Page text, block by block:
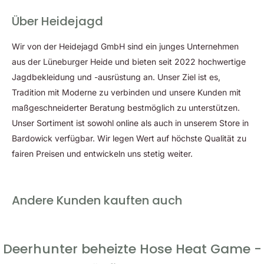
Eigenschaften der Deerhunter Hose Heat
Integrierte Wärmefunktion
DEER-TEX® Performance Shell Membrane
Wasser- und winddicht
Wassersäule: 10.000 mm
Atmungsaktivität: 8.000 g/m²/24h
Weiches und geräuscharmes Material
EIN/AUS-Taste in der rechten Schenkeltasche
Über Heidejagd
Wir von der Heidejagd GmbH sind ein junges Unternehmen
aus der Lüneburger Heide und bieten seit 2022 hochwertige
Jagdbekleidung und -ausrüstung an. Unser Ziel ist es,
Tradition mit Moderne zu verbinden und unsere Kunden mit
maßgeschneiderter Beratung bestmöglich zu unterstützen.
Unser Sortiment ist sowohl online als auch in unserem Store in
Bardowick verfügbar. Wir legen Wert auf höchste Qualität zu
fairen Preisen und entwickeln uns stetig weiter.
Andere Kunden kauften auch
Deerhunter beheizte Hose Heat Game -